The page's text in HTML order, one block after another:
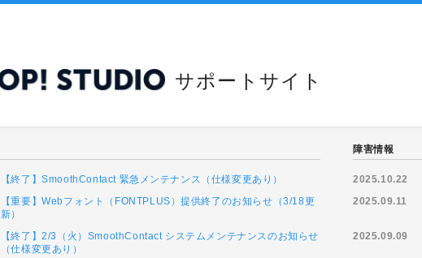
サポートサイト
【終了】SmoothContact 緊急メンテナンス（仕様変更あり）
【重要】Webフォント（FONTPLUS）提供終了のお知らせ（3/18更
新）
【終了】2/3（火）SmoothContact システムメンテナンスのお知らせ
（仕様変更あり）
障害情報
2025.10.22
2025.09.11
2025.09.09